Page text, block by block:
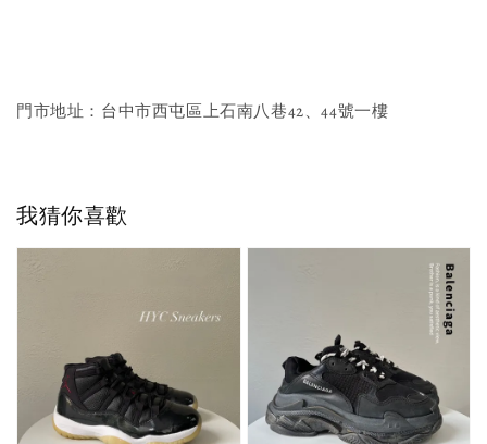
門市地址：台中市西屯區上石南八巷42、44號一樓
我猜你喜歡